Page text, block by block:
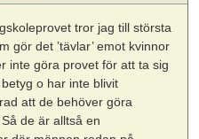
tror jag till största
gör det ’tävlar’ emot kvinnor
inte göra provet för att ta sig
o har inte blivit
att de behöver göra
de är alltså en